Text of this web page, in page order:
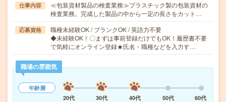
仕事内容
≪包装資材製品の検査業務≫プラスチック製の包装資材の
検査業務。完成した製品の中から一定の長さをカット…
応募資格
職種未経験OK / ブランクOK / 英語力不要
◆未経験OK！〇まずは事前登録だけでもOK！履歴書不要
で気軽にオンライン登録★氏名・職種などを入力す…
職場の雰囲気
年齢層
20代
30代 40代 50代 60代